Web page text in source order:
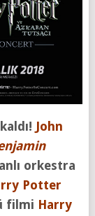
John
orkestra
Potter
filmi Harry